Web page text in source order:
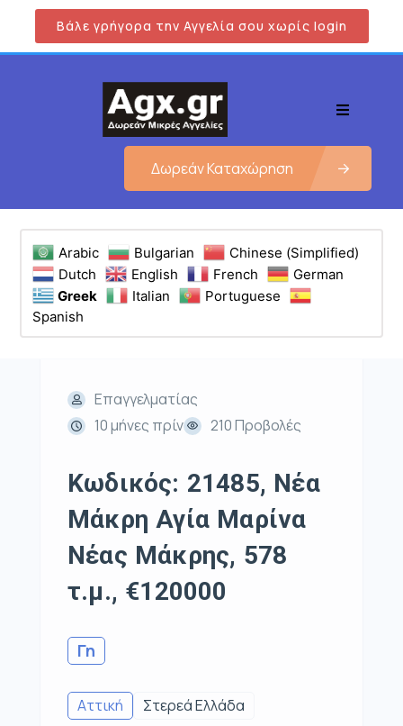
Βάλε γρήγορα την Αγγελία σου χωρίς login
Δωρεάν Καταχώρηση
Arabic Bulgarian
Chinese (Simplified)
Dutch
English French
German
Greek
Italian
Portuguese
Spanish
Επαγγελματίας
10 μήνες πρίν
210 Προβολές
Κωδικός: 21485, Νέα
Μάκρη Αγία Μαρίνα
Νέας Μάκρης, 578
τ.μ., €120000
Γη
Αττική Στερεά Ελλάδα